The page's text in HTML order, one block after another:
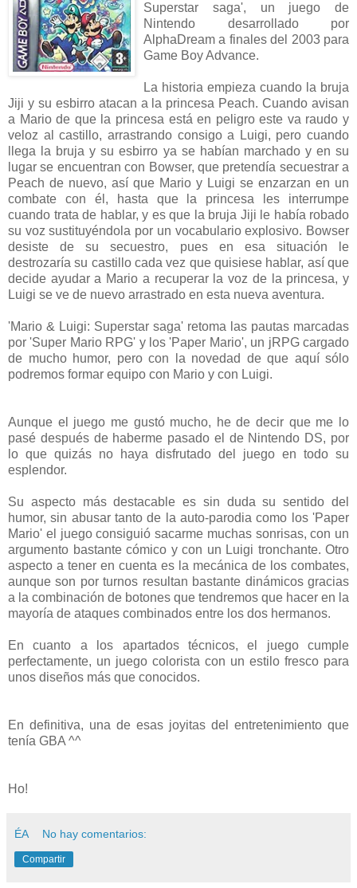
Superstar saga', un juego de
Nintendo desarrollado por
AlphaDream a finales del 2003 para
Game Boy Advance.
La historia empieza cuando la bruja
Jiji y su esbirro atacan a la princesa Peach. Cuando avisan
a Mario de que la princesa está en peligro este va raudo y
veloz al castillo, arrastrando consigo a Luigi, pero cuando
llega la bruja y su esbirro ya se habían marchado y en su
lugar se encuentran con Bowser, que pretendía secuestrar a
Peach de nuevo, así que Mario y Luigi se enzarzan en un
combate con él, hasta que la princesa les interrumpe
cuando trata de hablar, y es que la bruja Jiji le había robado
su voz sustituyéndola por un vocabulario explosivo. Bowser
desiste de su secuestro, pues en esa situación le
destrozaría su castillo cada vez que quisiese hablar, así que
decide ayudar a Mario a recuperar la voz de la princesa, y
Luigi se ve de nuevo arrastrado en esta nueva aventura.
'Mario & Luigi: Superstar saga' retoma las pautas marcadas
por 'Super Mario RPG' y los 'Paper Mario', un jRPG cargado
de mucho humor, pero con la novedad de que aquí sólo
podremos formar equipo con Mario y con Luigi.
Aunque el juego me gustó mucho, he de decir que me lo
pasé después de haberme pasado el de Nintendo DS, por
lo que quizás no haya disfrutado del juego en todo su
esplendor.
Su aspecto más destacable es sin duda su sentido del
humor, sin abusar tanto de la auto-parodia como los 'Paper
Mario' el juego consiguió sacarme muchas sonrisas, con un
argumento bastante cómico y con un Luigi tronchante. Otro
aspecto a tener en cuenta es la mecánica de los combates,
aunque son por turnos resultan bastante dinámicos gracias
a la combinación de botones que tendremos que hacer en la
mayoría de ataques combinados entre los dos hermanos.
En cuanto a los apartados técnicos, el juego cumple
perfectamente, un juego colorista con un estilo fresco para
unos diseños más que conocidos.
En definitiva, una de esas joyitas del entretenimiento que
tenía GBA ^^
Ho!
ÉA No hay comentarios:
Compartir